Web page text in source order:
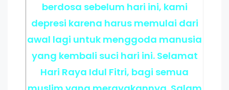
berdosa sebelum hari ini, kami
depresi karena harus memulai dari
awal lagi untuk menggoda manusia
yang kembali suci hari ini. Selamat
Hari Raya Idul Fitri, bagi semua